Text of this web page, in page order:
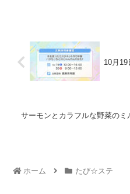
10月
サーモンとカラフルな野菜のミ
ホーム たび☆ステ